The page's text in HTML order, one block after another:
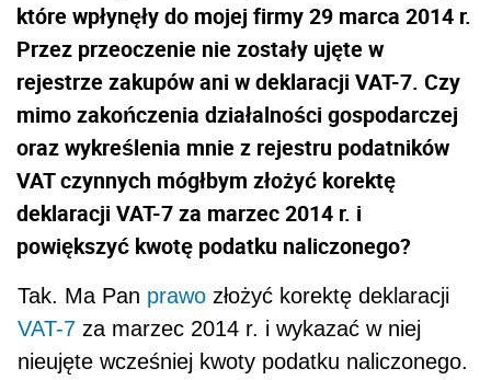
które wpłynęły do mojej firmy 29 marca 2014 r.
Przez przeoczenie nie zostały ujęte w
rejestrze zakupów ani w deklaracji VAT-7. Czy
mimo zakończenia działalności gospodarczej
oraz wykreślenia mnie z rejestru podatników
VAT czynnych mógłbym złożyć korektę
deklaracji VAT-7 za marzec 2014 r. i
powiększyć kwotę podatku naliczonego?
Tak. Ma Pan prawo złożyć korektę deklaracji
VAT-7 za marzec 2014 r. i wykazać w niej
nieujęte wcześniej kwoty podatku naliczonego.